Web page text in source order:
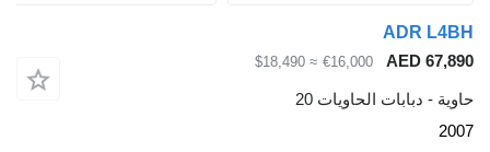
€16,000
≈ $18,490
الحاويات 20